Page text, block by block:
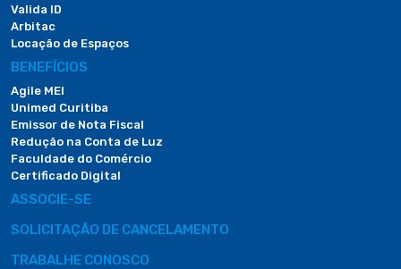
Valida ID
Arbitac
Locação de Espaços
BENEFÍCIOS
Agile MEI
Unimed Curitiba
Emissor de Nota Fiscal
Redução na Conta de Luz
Faculdade do Comércio
Certificado Digital
ASSOCIE-SE
SOLICITAÇÃO DE CANCELAMENTO
TRABALHE CONOSCO